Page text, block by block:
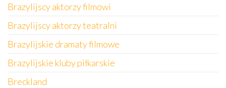
Brazylijscy aktorzy filmowi
Brazylijscy aktorzy teatralni
Brazylijskie dramaty filmowe
Brazylijskie kluby piłkarskie
Breckland